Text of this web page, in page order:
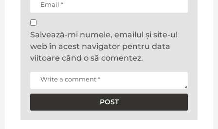
Salvează-mi numele, emailul și site-ul
web în acest navigator pentru data
viitoare când o să comentez.